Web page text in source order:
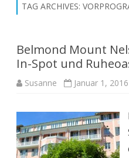
TAG ARCHIVES:
Belmond Mount
In-Spot und
Susanne Januar 1, 2016